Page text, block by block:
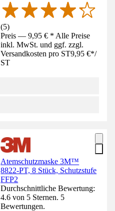
(5)
Preis — 9,95 € * Alle Preise
inkl. MwSt. und ggf. zzgl.
Versandkosten pro ST9,95 €*/
ST
Atemschutzmaske 3M™
8822-PT, 8 Stück, Schutzstufe
FFP2
Durchschnittliche Bewertung:
4.6 von 5 Sternen. 5
Bewertungen.